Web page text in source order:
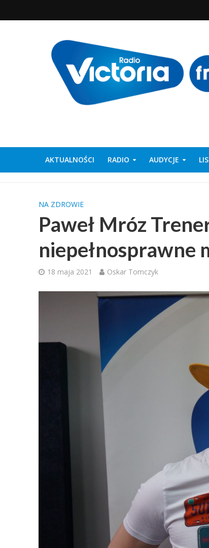
AKTUALNOŚCI RADIO AUDYCJE
NA ZDROWIE
Paweł Mróz
niepełnosprawne
18 maja 2021 Oskar Tomczyk